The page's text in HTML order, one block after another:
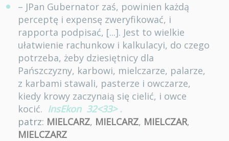
– JPan Gubernator zaś, powinien każdą
perceptę i expensę zweryfikować, i
rapporta podpisać, [...]. Jest to wielkie
ułatwienie rachunkow i kalkulacyi, do czego
potrzeba, żeby dziesiętnicy dla
Pańszczyzny, karbowi, mielczarze, palarze,
z karbami stawali, pasterze i owczarze,
kiedy krowy zaczynaią się cielić, i owce
kocić. InsEkon 32<33> .
patrz: MIELCARZ, MIELCARZ, MIELCZAR,
MIELCZARZ